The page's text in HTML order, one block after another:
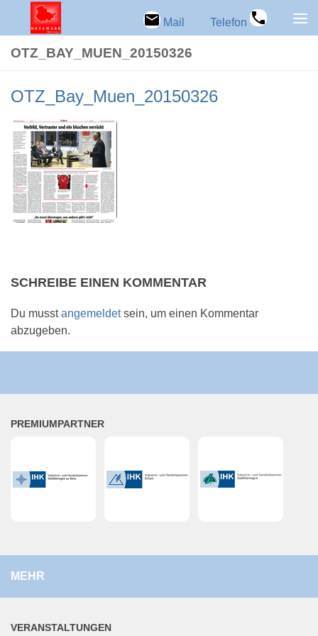
Zum Inhalt springen Mail Telefon
OTZ_BAY_MUEN_20150326
OTZ_Bay_Muen_20150326
SCHREIBE EINEN KOMMENTAR
Du musstangemeldetsein, um einen Kommentar
abzugeben.
PRE­MI­UM­PART­NER
MEHR
VER­AN­STAL­TUN­GEN